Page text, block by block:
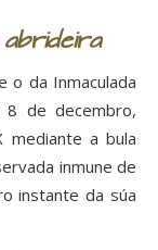
o da Inmaculada
8 de decembro,
mediante a bula
inmune de
instante da súa